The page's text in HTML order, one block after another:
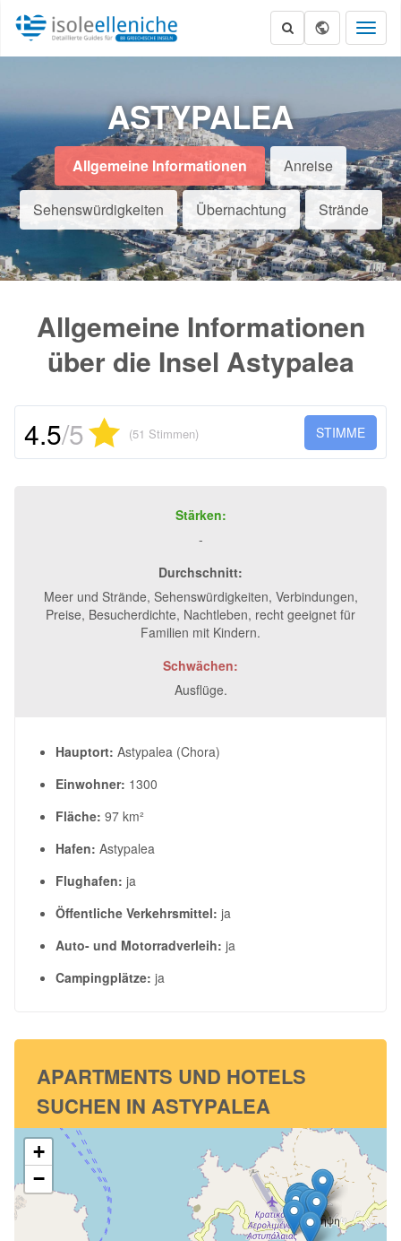
ASTYPALEA
Allgemeine Informationen Anreise
Sehenswürdigkeiten Übernachtung Strände
Allgemeine Informationen
über die Insel Astypalea
STIMME
4.5/5 (51 Stimmen)
Stärken:
-
Durchschnitt:
Meer und Strände, Sehenswürdigkeiten, Verbindungen,
Preise, Besucherdichte, Nachtleben, recht geeignet für
Familien mit Kindern.
Schwächen:
Ausflüge.
Hauptort: Astypalea (Chora)
Einwohner: 1300
Fläche: 97 km²
Hafen: Astypalea
Flughafen: ja
Öffentliche Verkehrsmittel: ja
Auto- und Motorradverleih: ja
Campingplätze: ja
APARTMENTS UND HOTELS
SUCHEN IN ASTYPALEA
+
−